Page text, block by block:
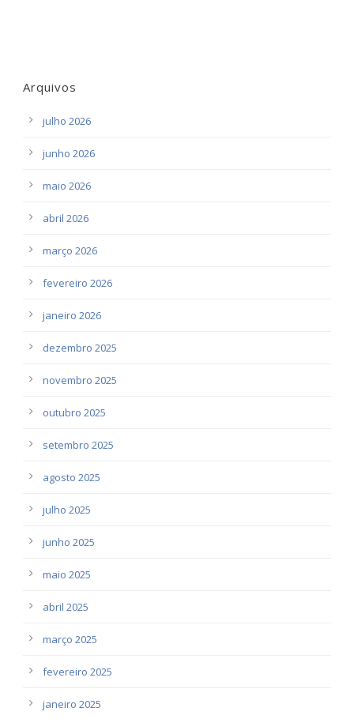
Arquivos
julho 2026
junho 2026
maio 2026
abril 2026
março 2026
fevereiro 2026
janeiro 2026
dezembro 2025
novembro 2025
outubro 2025
setembro 2025
agosto 2025
julho 2025
junho 2025
maio 2025
abril 2025
março 2025
fevereiro 2025
janeiro 2025